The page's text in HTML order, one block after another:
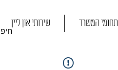
שירותי און ליין תחומי המשרד